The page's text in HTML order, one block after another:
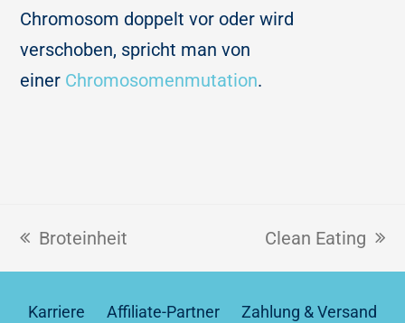
Chromosom doppelt vor oder wird
verschoben, spricht man von
einer Chromosomenmutation.
Broteinheit Clean Eating
Karriere Affiliate-Partner Zahlung & Versand